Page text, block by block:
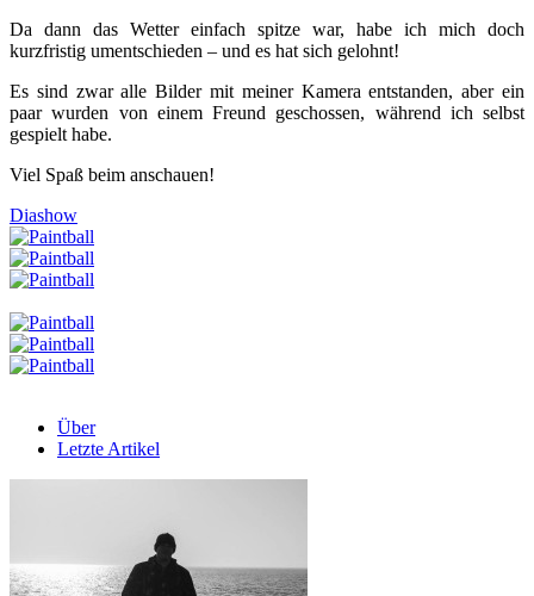
Da dann das Wetter einfach spitze war, habe ich mich doch
kurzfristig umentschieden – und es hat sich gelohnt!
Es sind zwar alle Bilder mit meiner Kamera entstanden, aber ein
paar wurden von einem Freund geschossen, während ich selbst
gespielt habe.
Viel Spaß beim anschauen!
Diashow
Über
Letzte Artikel